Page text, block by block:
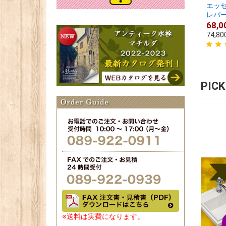
※送料は実費になります。
エッ
レバ